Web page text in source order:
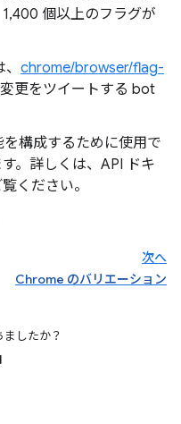
個以上のフラグが
chrome/browser/flag-
更をツイートする bot
構成するために使用で
。詳しくは、API ドキ
ください。
次へ
Chrome のバリエーション
したか？